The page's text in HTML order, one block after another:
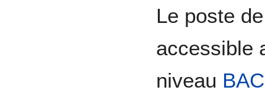
Le poste
accessible
niveau